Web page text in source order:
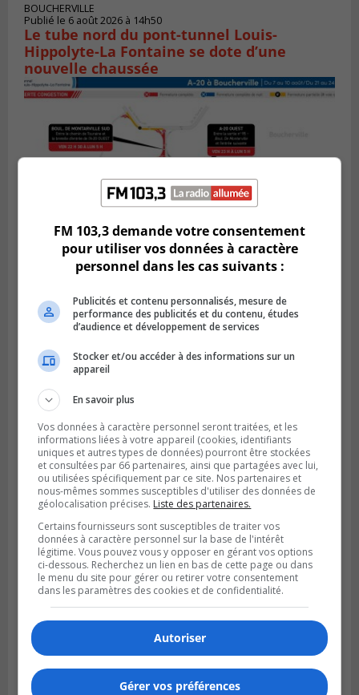
BOUCHERVILLE
Publié le 6 août 2026 à 14h50
Le tube nord du pont-tunnel Louis-
Hippolyte-La Fontaine se dote d’une
nouvelle chaussée
Publié le 5 août 2026 à 15h25
Le MTMD annonce des fermetures sur
l’autoroute 20 à Boucherville
LONGUEUIL
Publié le 5 août 2026 à 13h50
Le Mois de l’archéologie bat son plein sur
la Rive-Sud de Montréal
FM 103,3 demande votre consentement
pour utiliser vos données à caractère
personnel dans les cas suivants :
Publicités et contenu personnalisés, mesure de
performance des publicités et du contenu, études
d’audience et développement de services
Stocker et/ou accéder à des informations sur un
appareil
En savoir plus
Vos données à caractère personnel seront traitées, et les
informations liées à votre appareil (cookies, identifiants
uniques et autres types de données) pourront être stockées
et consultées par 66 partenaires, ainsi que partagées avec lui,
ou utilisées spécifiquement par ce site. Nos partenaires et
nous-mêmes sommes susceptibles d'utiliser des données de
géolocalisation précises. Liste des partenaires.
Certains fournisseurs sont susceptibles de traiter vos
données à caractère personnel sur la base de l'intérêt
légitime. Vous pouvez vous y opposer en gérant vos options
ci-dessous. Recherchez un lien en bas de cette page ou dans
le menu du site pour gérer ou retirer votre consentement
dans les paramètres des cookies et de confidentialité.
Autoriser
Gérer vos préférences